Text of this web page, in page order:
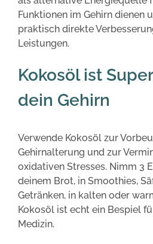
Funktionen im Gehirn dienen
praktisch direkte
Leistungen.
Kokosöl ist
dein Gehirn
Verwende Kokosöl zur
Gehirnalterung und zur
oxidativen Stresses. Nimm 3
deinem Brot, in Smoothies,
Getränken, in kalten oder
Kokosöl ist echt ein Bespiel
Medizin.